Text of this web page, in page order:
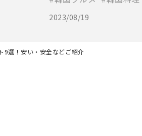
2023/08/19
9選！安い・安全などご紹介